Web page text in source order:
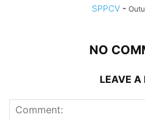
SPPCV -
NO
LEAVE A